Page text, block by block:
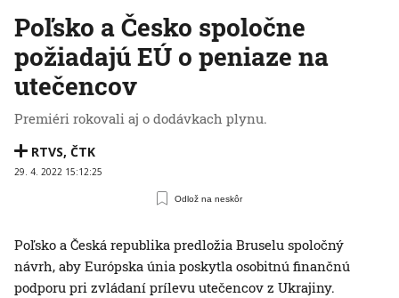
Poľsko a Česko spoločne
požiadajú EÚ o peniaze na
utečencov
Premiéri rokovali aj o dodávkach plynu.
RTVS, ČTK
29. 4. 2022 15:12:25
Odlož na neskôr
Poľsko a Česká republika predložia Bruselu spoločný
návrh, aby Európska únia poskytla osobitnú finančnú
podporu pri zvládaní prílevu utečencov z Ukrajiny.